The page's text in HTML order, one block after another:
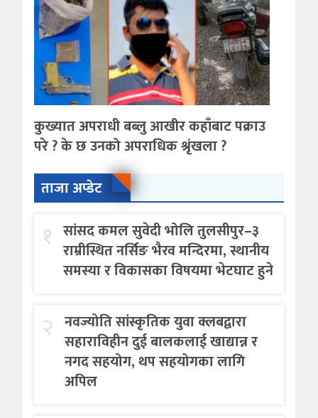
कुख्यात अपराधी बब्लु आखीर कहाँबाट पक्राउ
परे ? के छ उनको अपराधिक श्रृंखला ?
ताजा अप्डेट
१ सांसद कमल सुवेदी भोलि तुलसीपुर–३
राम्रीस्थित नर्सिङ भैरव मन्दिरमा, स्थानीय
समस्या र विकासका विषयमा भेटघाट हुने
२ नवज्योति सांस्कृतिक युवा क्लबद्वारा
सहाराविहीन दुई बालकलाई खाद्यान्न र
नगद सहयोग, थप सहयोगका लागि
अपिल